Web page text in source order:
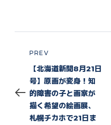
Prev
PREV
【北海道新聞8月21日
号】原画が変身！知
的障害の子と画家が
描く希望の絵画展、
札幌チカホで21日ま